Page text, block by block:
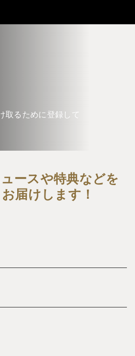
取るために登録して
ースや特典などを
届けします！